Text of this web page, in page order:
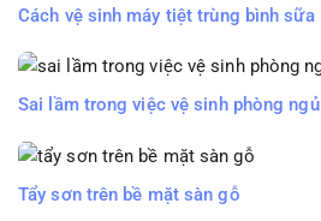
Cách vệ sinh máy tiệt trùng bình sữa
Sai lầm trong việc vệ sinh phòng ngủ
Tẩy sơn trên bề mặt sàn gỗ